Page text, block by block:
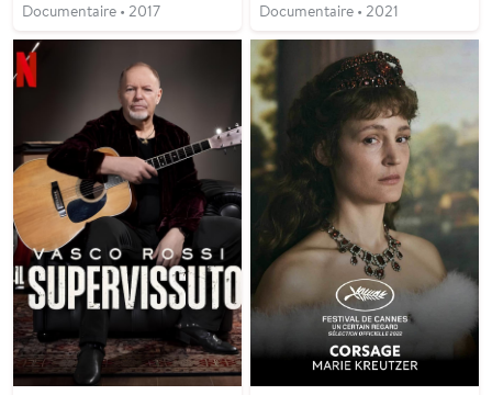
Documentaire • 2017 Documentaire • 2021